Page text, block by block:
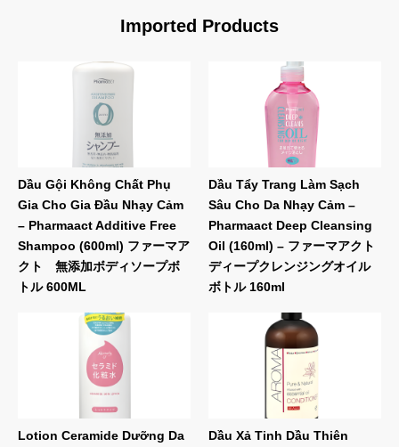
Imported Products
Dầu Gội Không Chất Phụ
Gia Cho Gia Đầu Nhạy Cảm
– Pharmaact Additive Free
Shampoo (600ml) ファーマア
クト 無添加ボディソープボ
トル 600ML
Dầu Tẩy Trang Làm Sạch
Sâu Cho Da Nhạy Cảm –
Pharmaact Deep Cleansing
Oil (160ml) – ファーマアクト
ディープクレンジングオイル
ボトル 160ml
Lotion Ceramide Dưỡng Da
Dầu Xả Tinh Dầu Thiên